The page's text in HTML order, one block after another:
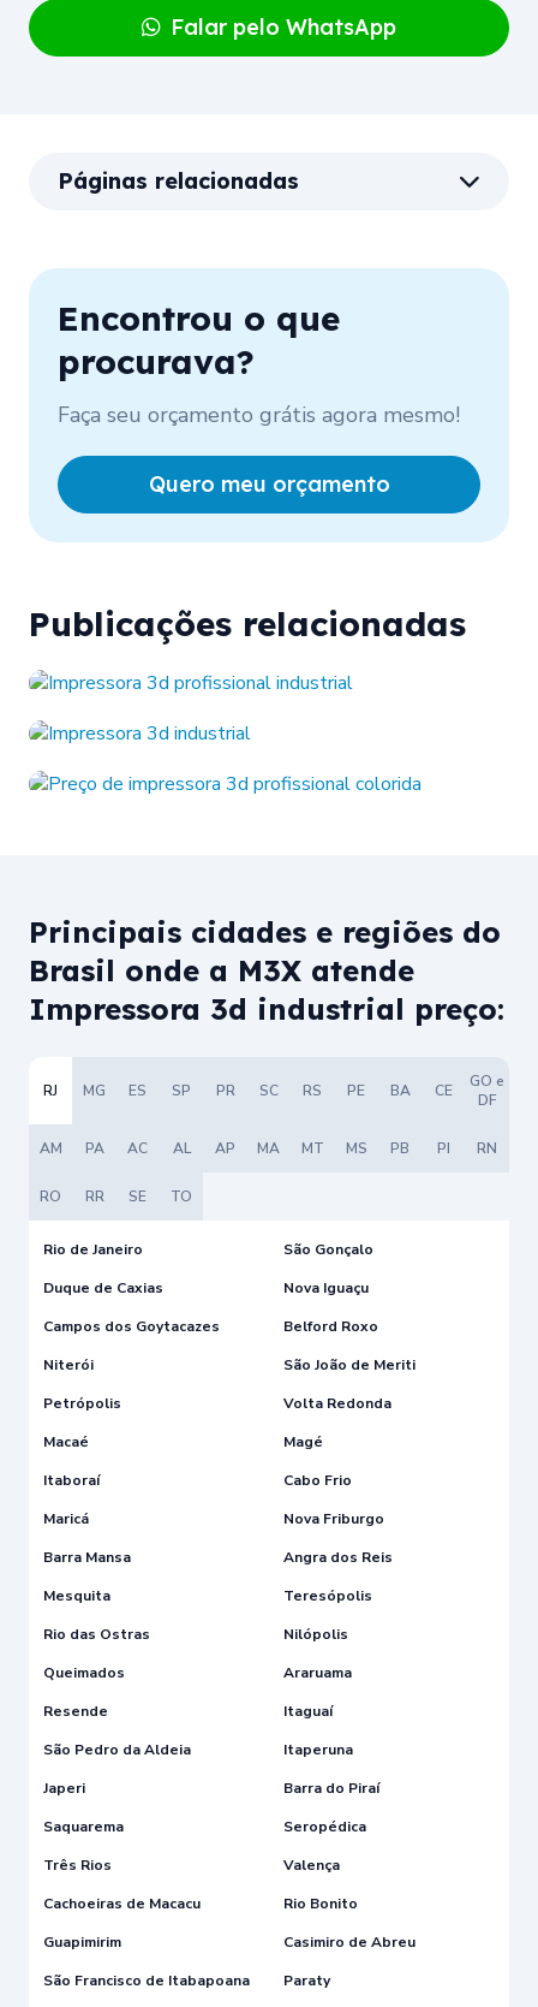
Falar pelo WhatsApp
Páginas relacionadas
Encontrou o que
procurava?
Faça seu orçamento grátis agora mesmo!
Quero meu orçamento
Publicações relacionadas
Principais cidades e regiões do
Brasil onde a M3X atende
Impressora 3d industrial preço:
RJ MG ES SP PR SC RS PE BA CE
GO e
DF
AM PA AC AL AP MA MT MS PB PI RN
RO RR SE TO
Rio de Janeiro
São Gonçalo
Duque de Caxias
Nova Iguaçu
Campos dos Goytacazes
Belford Roxo
Niterói
São João de Meriti
Petrópolis
Volta Redonda
Macaé
Magé
Itaboraí
Cabo Frio
Maricá
Nova Friburgo
Barra Mansa
Angra dos Reis
Mesquita
Teresópolis
Rio das Ostras
Nilópolis
Queimados
Araruama
Resende
Itaguaí
São Pedro da Aldeia
Itaperuna
Japeri
Barra do Piraí
Saquarema
Seropédica
Três Rios
Valença
Cachoeiras de Macacu
Rio Bonito
Guapimirim
Casimiro de Abreu
São Francisco de Itabapoana
Paraty